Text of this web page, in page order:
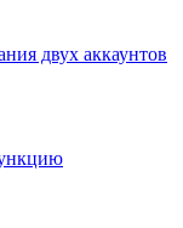
двух аккаунтов